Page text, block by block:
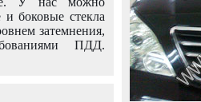
и боковые стекла
затемнения,
ПДД.